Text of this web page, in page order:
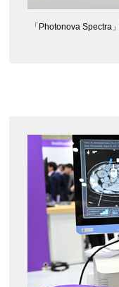
「Photonova Spectra